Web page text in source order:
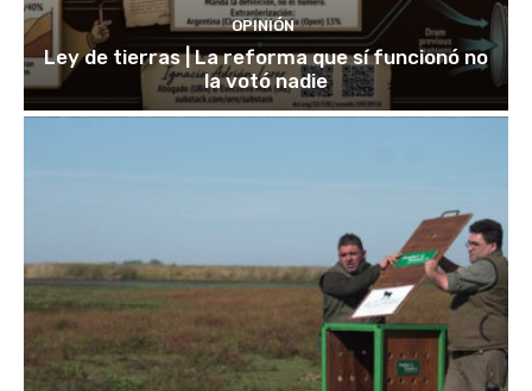
OPINIÓN
Ley de tierras | La reforma que sí funcionó no
la votó nadie